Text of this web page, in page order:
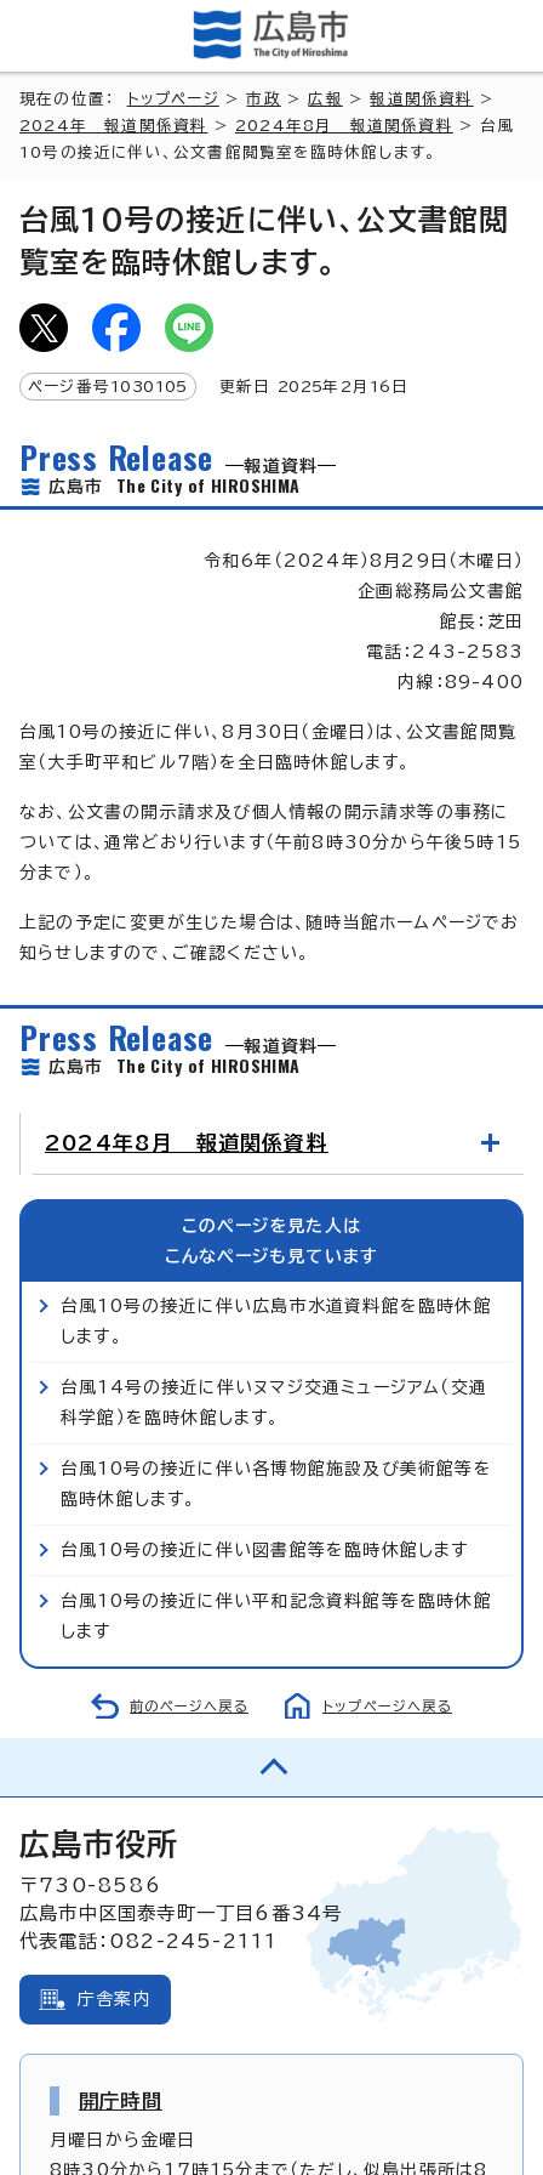
現在の位置： トップページ >市政 >広報 >報道関係資料
>
2024年 報道関係資料
> 2024年8月 報道関係資料
> 台風
10号の接近に伴い、公文書館閲覧室を臨時休館します。
台風10号の接近に伴い、公文書館閲
覧室を臨時休館します。
ページ番号 1030105 更新日 2025年2月 16 日
Press Release
報道資料
広島市 The City of HIROSHIMA
令和6年（2024年）8月29日（木曜日）
企画総務局公文書館
館長：芝田
電話：243-2583
内線：89-400
台風10号の接近に伴い、8月30日（金曜日）は、公文書館閲覧
室（大手町平和ビル7階）を全日臨時休館します。
なお、公文書の開示請求及び個人情報の開示請求等の事務に
ついては、通常どおり行います（午前8時30分から午後5時15
分まで）。
上記の予定に変更が生じた場合は、随時当館ホームページでお
知らせしますので、ご確認ください。
Press Release
報道資料
広島市 The City of HIROSHIMA
2024年8月 報道関係資料
このページを見た人は
こんなページも見ています
台風10号の接近に伴い広島市水道資料館を臨時休館
します。
台風14号の接近に伴いヌマジ交通ミュージアム（交通
科学館）を臨時休館します。
台風10号の接近に伴い各博物館施設及び美術館等を
臨時休館します。
台風10号の接近に伴い図書館等を臨時休館します
台風10号の接近に伴い平和記念資料館等を臨時休館
します
前のページへ戻る トップページへ戻る
広島市役所
〒730-8586
広島市中区国泰寺町一丁目6番34号
代表電話：082-245-2111
庁舎案内
開庁時間
月曜日から金曜日
8時30分から17時15分まで（ただし、似島出張所は8